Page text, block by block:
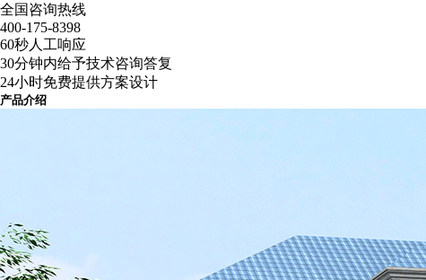
全国咨询热线
400-175-8398
60秒人工响应
30分钟内给予技术咨询答复
24小时免费提供方案设计
产品介绍